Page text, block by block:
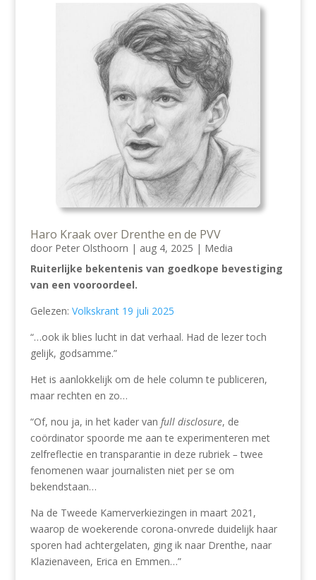
Haro Kraak over Drenthe en de PVV
door Peter Olsthoorn | aug 4, 2025 | Media
Ruiterlijke bekentenis van goedkope bevestiging
van een vooroordeel.
Gelezen: Volkskrant 19 juli 2025
“…ook ik blies lucht in dat verhaal. Had de lezer toch
gelijk, godsamme.”
Het is aanlokkelijk om de hele column te publiceren,
maar rechten en zo…
“Of, nou ja, in het kader van full disclosure, de
coördinator spoorde me aan te experimenteren met
zelfreflectie en transparantie in deze rubriek – twee
fenomenen waar journalisten niet per se om
bekendstaan…
Na de Tweede Kamerverkiezingen in maart 2021,
waarop de woekerende corona-onvrede duidelijk haar
sporen had achtergelaten, ging ik naar Drenthe, naar
Klazienaveen, Erica en Emmen…”